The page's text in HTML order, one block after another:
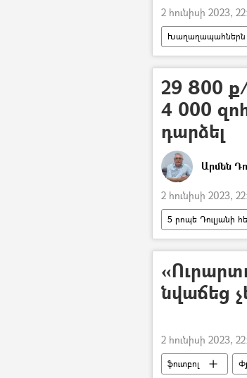
2 հունիսի 2023,
Խաղաղապահներն
Հայաստան
29 800
4 000
դարձել
Արմեն
2 հունիսի 2023,
5 րոպե Դուլյանի
Հունիսի 1
նվաճեց
2 հունիսի 2023,
ֆուտբոլ